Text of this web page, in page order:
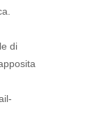
di